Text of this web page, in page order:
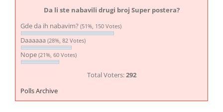
Da li ste nabavili drugi broj Super postera?
Gde da ih nabavim? (51%, 150 Votes)
Daaaaaa (28%, 82 Votes)
Nope (21%, 60 Votes)
Total Voters:292
Polls Archive